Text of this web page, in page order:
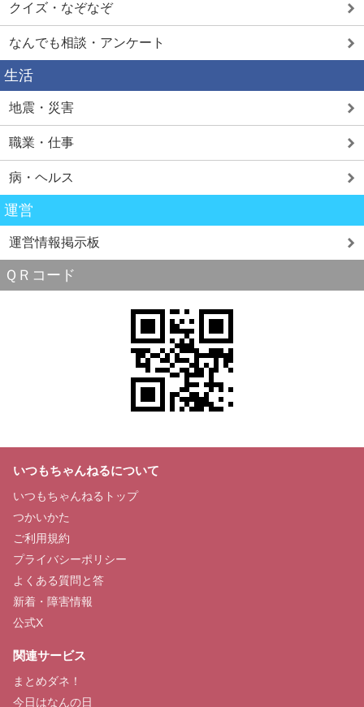
クイズ・なぞなぞ
なんでも相談・アンケート
生活
地震・災害
職業・仕事
病・ヘルス
運営
運営情報掲示板
ＱＲコード
いつもちゃんねるについて
いつもちゃんねるトップ
つかいかた
ご利用規約
プライバシーポリシー
よくある質問と答
新着・障害情報
公式X
関連サービス
まとめダネ！
今日はなんの日